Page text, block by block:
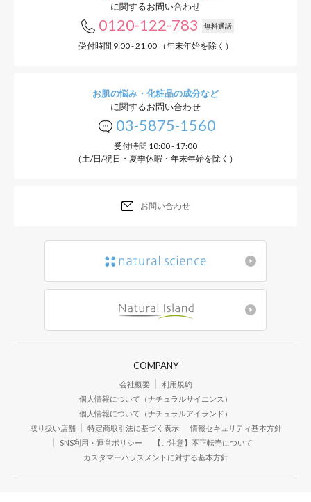
に関するお問い合わせ
0120-122-783 無料通話
受付時間 9:00 - 21:00 （年末年始を除く）
お肌の悩み・化粧品の成分など
に関するお問い合わせ
03-5875-1560
受付時間 10:00 - 17:00
（土/日/祝日・夏季休暇・年末年始を除く）
お問い合わせ
COMPANY
会社概要
利用規約
個人情報について（ナチュラルサイエンス）
個人情報について（ナチュラルアイランド）
取り扱い店舗
特定商取引法に基づく表示
情報セキュリティ基本方針
SNS利用・運営ポリシー
【ご注意】不正転売について
カスタマーハラスメントに対する基本方針